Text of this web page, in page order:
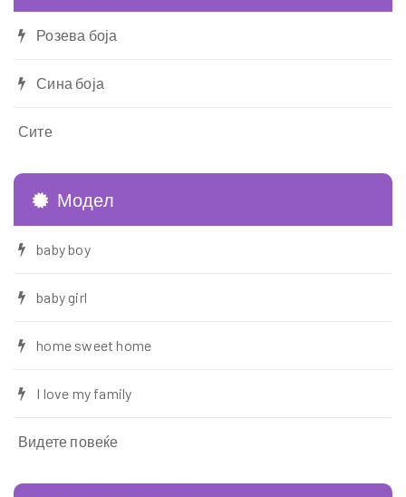
Розева боја
Сина боја
Сите
Модел
baby boy
baby girl
home sweet home
I love my family
Видете повеќе